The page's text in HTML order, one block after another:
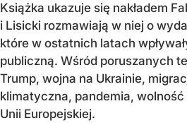
Książka ukazuje się nakładem
i Lisicki rozmawiają w niej o
które w ostatnich latach
publiczną. Wśród poruszanych
Trump, wojna na Ukrainie,
klimatyczna, pandemia, wolność
Unii Europejskiej.